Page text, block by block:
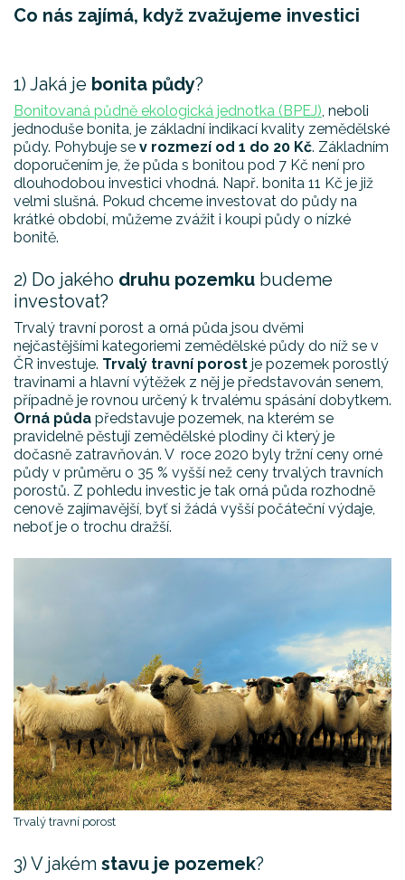
Co nás zajímá, když zvažujeme investici
1) Jaká je bonita půdy?
Bonitovaná půdně ekologická jednotka (BPEJ), neboli
jednoduše bonita, je základní indikací kvality zemědělské
půdy. Pohybuje se v rozmezí od 1 do 20 Kč. Základním
doporučením je, že půda s bonitou pod 7 Kč není pro
dlouhodobou investici vhodná. Např. bonita 11 Kč je již
velmi slušná. Pokud chceme investovat do půdy na
krátké období, můžeme zvážit i koupi půdy o nízké
bonitě.
2) Do jakého druhu pozemku budeme
investovat?
Trvalý travní porost a orná půda jsou dvěmi
nejčastějšími kategoriemi zemědělské půdy do níž se v
ČR investuje. Trvalý travní porost je pozemek porostlý
travinami a hlavní výtěžek z něj je představován senem,
případně je rovnou určený k trvalému spásání dobytkem.
Orná půda představuje pozemek, na kterém se
pravidelně pěstují zemědělské plodiny či který je
dočasně zatravňován. V roce 2020 byly tržní ceny orné
půdy v průměru o 35 % vyšší než ceny trvalých travních
porostů. Z pohledu investic je tak orná půda rozhodně
cenově zajímavější, byť si žádá vyšší počáteční výdaje,
neboť je o trochu dražší.
Trvalý travní porost
3) V jakém stavu je pozemek?